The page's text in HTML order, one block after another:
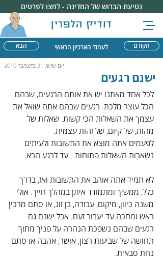
דודיק הלפרין
נטיעת הברוש של המדינה - לחצו לפרטים
הבא הקודם לעמוד הארכיון הראשי
יום שישי, 31 בדצמבר 2010
ישנם רגעים
לכל אחד מאתנו יש את אותם הרגעים, שבהם
הכל עוצר מלכת. רגעים שבהם אתה שואל את
עצמך את השאלות הכי קשות. שאלות של
מהות, של קיום, של זהות עצמית.
לפעמים אתה מוצא את התשובות ולעיתים
נשארות השאלות פתוחות - עד לרגע הבא.
לא תמיד אתה אוהב את התשובות ואז, בדרך
כלל, ממשיך ומתמודד איתן במהלך חייך. אולי
משנה כיוון, מיקום, עבודה, בן זוג, או סתם מרכין
ראש ומחכה עד יעבור זעם. אבל ישנם גם
רגעים שבהם נשפכת הנהרה על פניך מתוך
תחושה של שביעות רצון, אושר, אהבה או סתם
נחת סבאית.